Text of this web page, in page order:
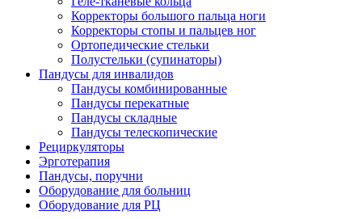
Корректоры большого пальца ноги
Корректоры стопы и пальцев ног
Ортопедические стельки
Полустельки (супинаторы)
Пандусы для инвалидов
Пандусы комбинированные
Пандусы перекатные
Пандусы складные
Пандусы телескопические
Рециркуляторы
Эрготерапия
Пандусы, поручни
Оборудование для больниц
Оборудование для РЦ